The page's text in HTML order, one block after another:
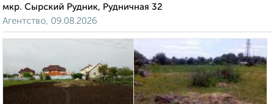
мкр. Сырский Рудник, Рудничная 32
Агентство, 09.08.2026